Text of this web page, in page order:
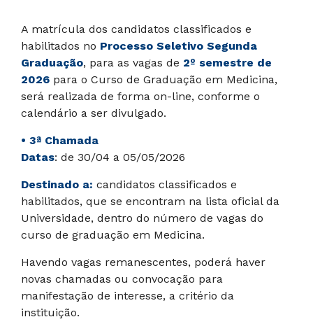
A matrícula dos candidatos classificados e
habilitados no Processo Seletivo Segunda
Graduação, para as vagas de 2º semestre de
2026 para o Curso de Graduação em Medicina,
será realizada de forma on-line, conforme o
calendário a ser divulgado.
• 3ª Chamada
Datas: de 30/04 a 05/05/2026
Destinado a: candidatos classificados e
habilitados, que se encontram na lista oficial da
Universidade, dentro do número de vagas do
curso de graduação em Medicina.
Havendo vagas remanescentes, poderá haver
novas chamadas ou convocação para
manifestação de interesse, a critério da
instituição.